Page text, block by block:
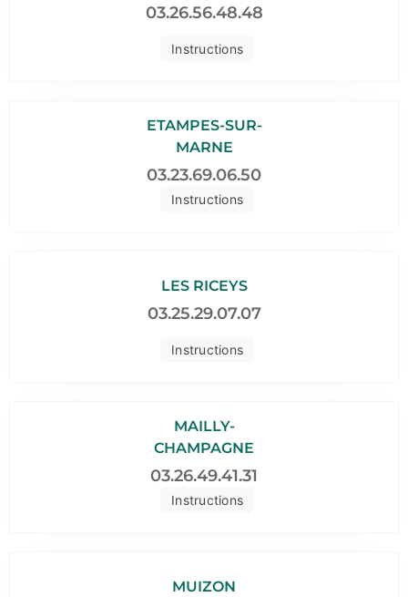
Instructions
03.26.56.48.48
Instructions
ETAMPES-SUR-
MARNE
03.23.69.06.50
Instructions
LES RICEYS
03.25.29.07.07
Instructions
MAILLY-
CHAMPAGNE
03.26.49.41.31
MUIZON